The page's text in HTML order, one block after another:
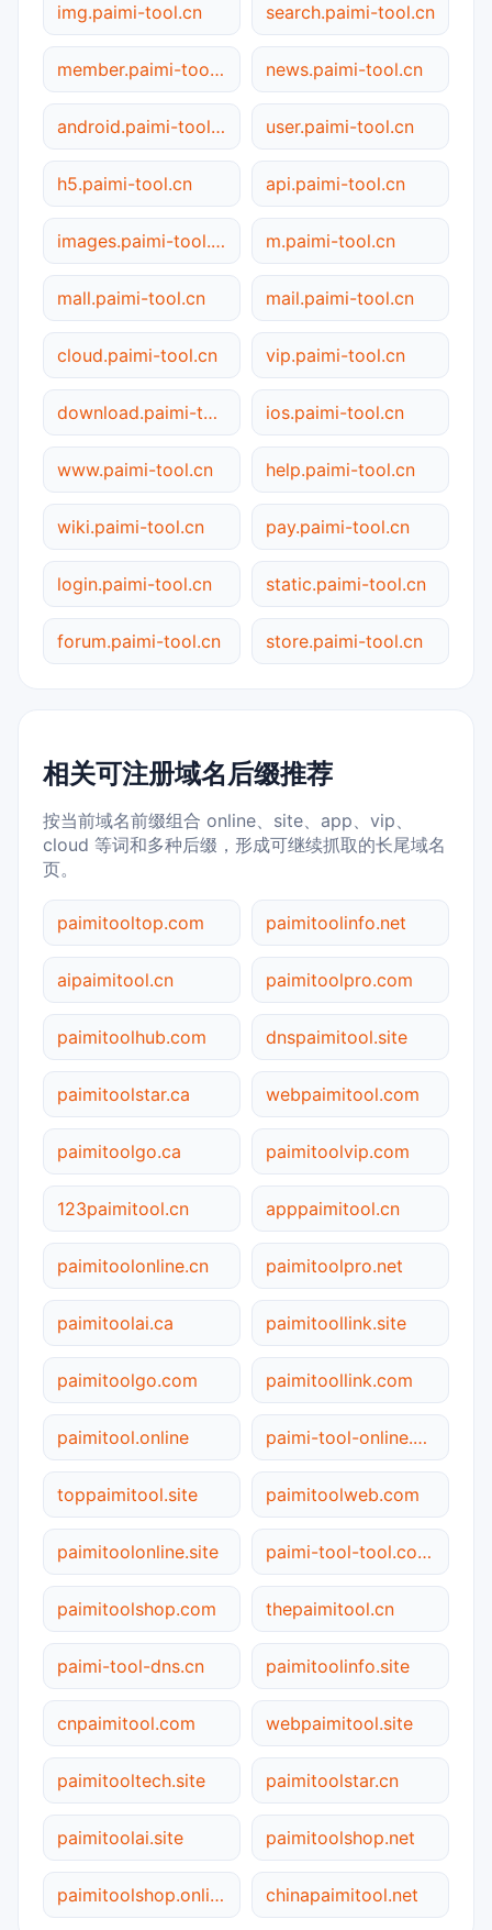
img.paimi-tool.cn search.paimi-tool.cn
member.paimi-tool.cn news.paimi-tool.cn
android.paimi-tool.cn user.paimi-tool.cn
h5.paimi-tool.cn api.paimi-tool.cn
images.paimi-tool.cn m.paimi-tool.cn
mall.paimi-tool.cn mail.paimi-tool.cn
cloud.paimi-tool.cn vip.paimi-tool.cn
download.paimi-tool.cn ios.paimi-tool.cn
www.paimi-tool.cn help.paimi-tool.cn
wiki.paimi-tool.cn pay.paimi-tool.cn
login.paimi-tool.cn static.paimi-tool.cn
forum.paimi-tool.cn store.paimi-tool.cn
相关可注册域名后缀推荐
按当前域名前缀组合 online、site、app、vip、
cloud 等词和多种后缀，形成可继续抓取的长尾域名
页。
paimitooltop.com paimitoolinfo.net
aipaimitool.cn paimitoolpro.com
paimitoolhub.com dnspaimitool.site
paimitoolstar.ca webpaimitool.com
paimitoolgo.ca paimitoolvip.com
123paimitool.cn apppaimitool.cn
paimitoolonline.cn paimitoolpro.net
paimitoolai.ca paimitoollink.site
paimitoolgo.com paimitoollink.com
paimitool.online paimi-tool-online.com
toppaimitool.site paimitoolweb.com
paimitoolonline.site paimi-tool-tool.com.cn
paimitoolshop.com thepaimitool.cn
paimi-tool-dns.cn paimitoolinfo.site
cnpaimitool.com webpaimitool.site
paimitooltech.site paimitoolstar.cn
paimitoolai.site paimitoolshop.net
paimitoolshop.online chinapaimitool.net